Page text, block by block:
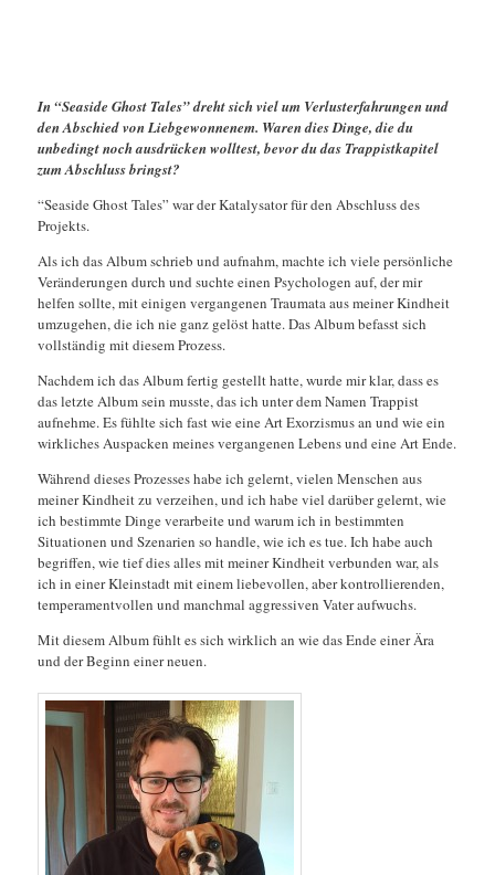
In “Seaside Ghost Tales” dreht sich viel um Verlusterfahrungen und
den Abschied von Liebgewonnenem. Waren dies Dinge, die du
unbedingt noch ausdrücken wolltest, bevor du das Trappistkapitel
zum Abschluss bringst?
“Seaside Ghost Tales” war der Katalysator für den Abschluss des
Projekts.
Als ich das Album schrieb und aufnahm, machte ich viele persönliche
Veränderungen durch und suchte einen Psychologen auf, der mir
helfen sollte, mit einigen vergangenen Traumata aus meiner Kindheit
umzugehen, die ich nie ganz gelöst hatte. Das Album befasst sich
vollständig mit diesem Prozess.
Nachdem ich das Album fertig gestellt hatte, wurde mir klar, dass es
das letzte Album sein musste, das ich unter dem Namen Trappist
aufnehme. Es fühlte sich fast wie eine Art Exorzismus an und wie ein
wirkliches Auspacken meines vergangenen Lebens und eine Art Ende.
Während dieses Prozesses habe ich gelernt, vielen Menschen aus
meiner Kindheit zu verzeihen, und ich habe viel darüber gelernt, wie
ich bestimmte Dinge verarbeite und warum ich in bestimmten
Situationen und Szenarien so handle, wie ich es tue. Ich habe auch
begriffen, wie tief dies alles mit meiner Kindheit verbunden war, als
ich in einer Kleinstadt mit einem liebevollen, aber kontrollierenden,
temperamentvollen und manchmal aggressiven Vater aufwuchs.
Mit diesem Album fühlt es sich wirklich an wie das Ende einer Ära
und der Beginn einer neuen.